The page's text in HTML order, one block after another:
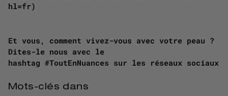
hl=fr)
Et vous, comment vivez-vous avec votre peau ?
Dites-le nous avec le
hashtag #ToutEnNuances sur les réseaux sociaux
Mots-clés dans